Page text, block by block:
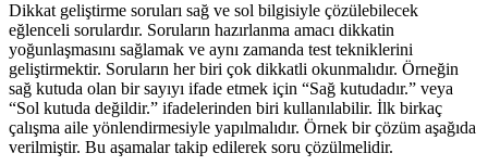
Dikkat geliştirme soruları sağ ve sol bilgisiyle çözülebilecek
eğlenceli sorulardır. Soruların hazırlanma amacı dikkatin
yoğunlaşmasını sağlamak ve aynı zamanda test tekniklerini
geliştirmektir. Soruların her biri çok dikkatli okunmalıdır. Örneğin
sağ kutuda olan bir sayıyı ifade etmek için “Sağ kutudadır.” veya
“Sol kutuda değildir.” ifadelerinden biri kullanılabilir. İlk birkaç
çalışma aile yönlendirmesiyle yapılmalıdır. Örnek bir çözüm aşağıda
verilmiştir. Bu aşamalar takip edilerek soru çözülmelidir.